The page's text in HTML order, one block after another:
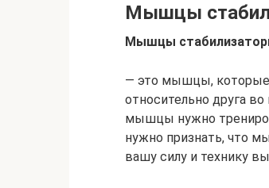
Мышцы
Мышцы
— это мышцы, которые
относительно друга
мышцы нужно
нужно признать, что
вашу силу и технику